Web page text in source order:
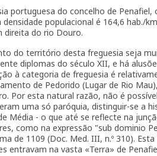
portuguesa do concelho de Penafiel,
populacional é 164,6 hab./
direita do rio Douro.
do território desta freguesia seja
diplomas do século XII, e há
à categoria de freguesia é
de Pedorido (Lugar de Rio
Por esta natural razão, não é
uma só paróquia, distinguir-se a
Média - o que até se reflecte na
como na expressão "sub dominio
de 1109 (Doc. Med. III, n.º 310).
entravam na vasta «Terra» de